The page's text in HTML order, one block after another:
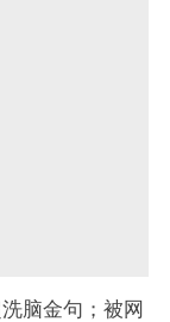
脑金句；被网